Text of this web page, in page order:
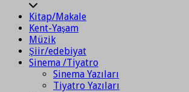
Kitap/Makale
Kent-Yaşam
Müzik
Şiir/edebiyat
Sinema /Tiyatro
Sinema Yazıları
Tiyatro Yazıları